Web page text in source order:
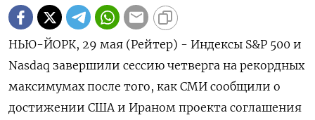
НЬЮ-ЙОРК, 29 мая (Рейтер) - Индексы S&P 500 и
‌Nasdaq завершили сессию четверга на рекордных
максимумах ​после ​того, как СМИ ​сообщили о
⁠достижении ‌США и ‌Ираном проекта соглашения